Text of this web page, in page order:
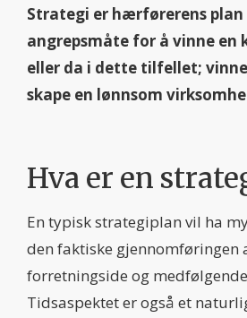
Strategi er hærførerens plan
angrepsmåte for å vinne en
eller da i dette tilfellet;
skape en lønnsom
Hva er en
En typisk strategiplan vil ha
den faktiske gjennomføringen
forretningside og
Tidsaspektet er også et